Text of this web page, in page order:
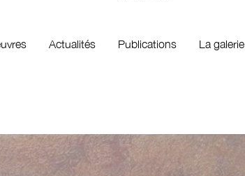
Actualités Publications La galerie